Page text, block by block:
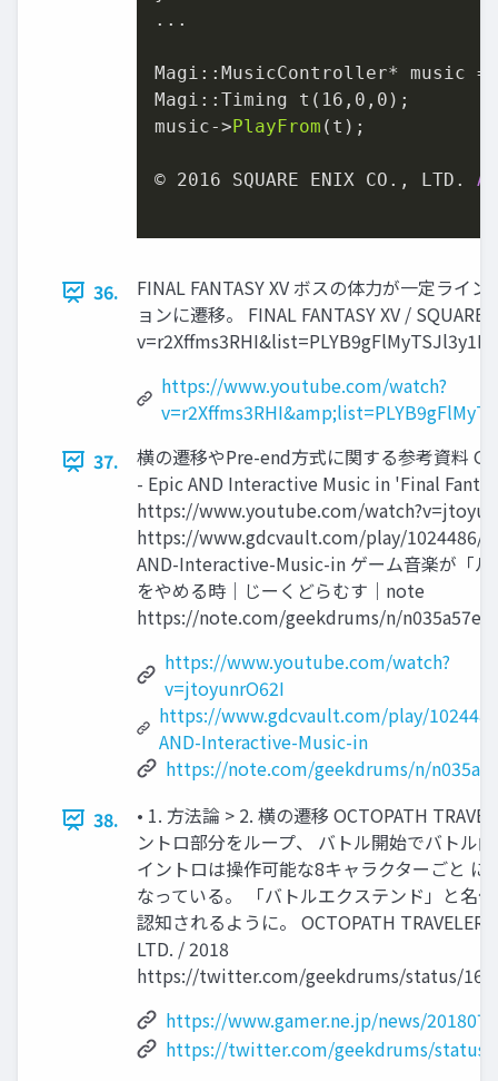
...
Magi::MusicController* music =
Magi::Timing t( 16 , 0 , 0 );
music-> PlayFrom (t);
© 2016 SQUARE ENIX CO., LTD.
36.
FINAL FANTASY XV ボスの体⼒が⼀定ライ
ョンに遷移。 FINAL FANTASY XV /
https://www.youtube.com/watch?
37.
横の遷移やPre-end方式に関する参考資料
- Epic AND Interactive Music in 'Final
https://www.youtube.com/
https://www.gdcvault.com/play/1024486/
AND-Interactive-Music-in ゲーム⾳楽が「ル
をやめる時｜じーくどらむす｜note
https://note.com/geekdrums/n/
https://www.youtube.com/watch?
v=jtoyunrO62I
https://www.gdcvault.com/play/
AND-Interactive-Music-in
https://note.com/geekdrums/n/
38.
• 1. ⽅法論 > 2. 横の遷移 OCTOPATH
ントロ部分をループ、 バトル開始でバトル
イントロは操作可能な8キャラクターごと に
なっている。 「バトルエクステンド」と名
認知されるように。 OCTOPATH TRAVELER
LTD. / 2018
https://twitter.com/geekdrums/status/
https://www.gamer.ne.jp/news/
https://twitter.com/geekdrums/status/